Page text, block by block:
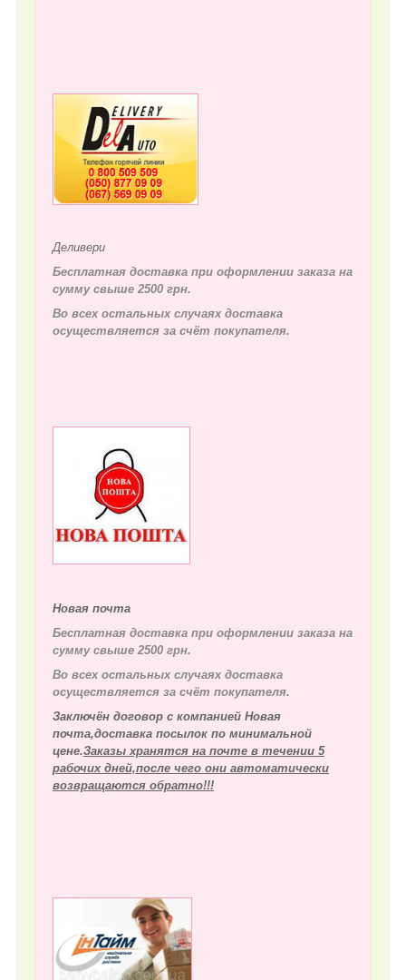
Деливери
Бесплатная доставка при оформлении заказа на
сумму свыше 2500 грн.
Во всех остальных случаях доставка
осуществляется за счёт покупателя.
Новая почта
Бесплатная доставка при оформлении заказа на
сумму свыше 2500 грн.
Во всех остальных случаях доставка
осуществляется за счёт покупателя.
Заключён договор с компанией Новая
почта,доставка посылок по минимальной
цене.Заказы хранятся на почте в течении 5
рабочих дней,после чего они автоматически
возвращаются обратно!!!